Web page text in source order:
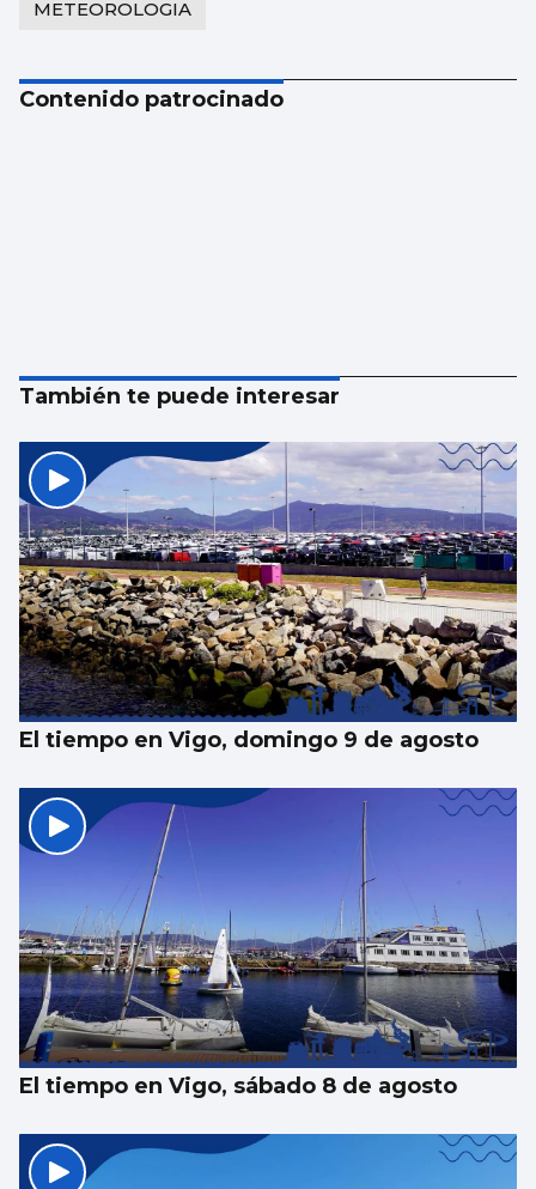
METEOROLOGIA
Contenido patrocinado
También te puede interesar
El tiempo en Vigo, domingo 9 de agosto
El tiempo en Vigo, sábado 8 de agosto